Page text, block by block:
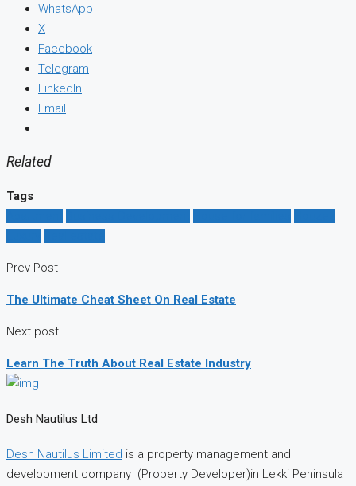
WhatsApp
X
Facebook
Telegram
LinkedIn
Email
Related
Tags
Prev Post
The Ultimate Cheat Sheet On Real Estate
Next post
Learn The Truth About Real Estate Industry
Desh Nautilus Ltd
Desh Nautilus Limited is a property management and
development company (Property Developer)in Lekki Peninsula